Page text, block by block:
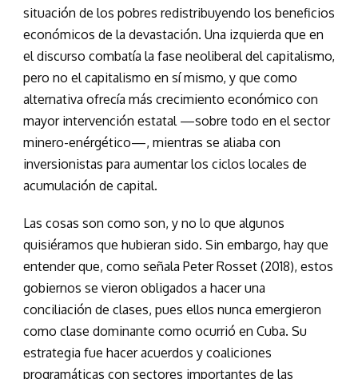
situación de los pobres redistribuyendo los beneficios
económicos de la devastación. Una izquierda que en
el discurso combatía la fase neoliberal del capitalismo,
pero no el capitalismo en sí mismo, y que como
alternativa ofrecía más crecimiento económico con
mayor intervención estatal —sobre todo en el sector
minero-enérgético—, mientras se aliaba con
inversionistas para aumentar los ciclos locales de
acumulación de capital.
Las cosas son como son, y no lo que algunos
quisiéramos que hubieran sido. Sin embargo, hay que
entender que, como señala Peter Rosset (2018), estos
gobiernos se vieron obligados a hacer una
conciliación de clases, pues ellos nunca emergieron
como clase dominante como ocurrió en Cuba. Su
estrategia fue hacer acuerdos y coaliciones
programáticas con sectores importantes de las